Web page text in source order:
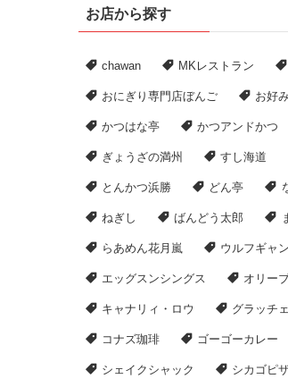
お店から探す
chawan MKレストラン
おにぎり専門店ぼんご お好
かつはな亭 かつアンドかつ
ぎょうざの満州 すし海道
とんかつ浜勝 どん亭
ねぎし ばんどう太郎
らあめん花月嵐 ウルフギャ
エッグスンシングス オリー
キャナリィ・ロウ グラッチ
コナズ珈琲 ゴーゴーカレー
シェイクシャック シカゴピ